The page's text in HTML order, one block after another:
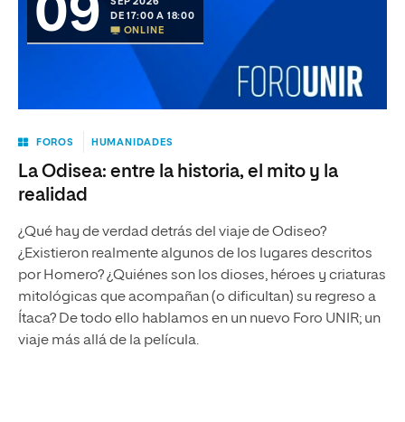
09
DE 17:00 A 18:00
ONLINE
FOROS HUMANIDADES
La Odisea: entre la historia, el mito y la
realidad
¿Qué hay de verdad detrás del viaje de Odiseo?
¿Existieron realmente algunos de los lugares descritos
por Homero? ¿Quiénes son los dioses, héroes y criaturas
mitológicas que acompañan (o dificultan) su regreso a
Ítaca? De todo ello hablamos en un nuevo Foro UNIR; un
viaje más allá de la película.